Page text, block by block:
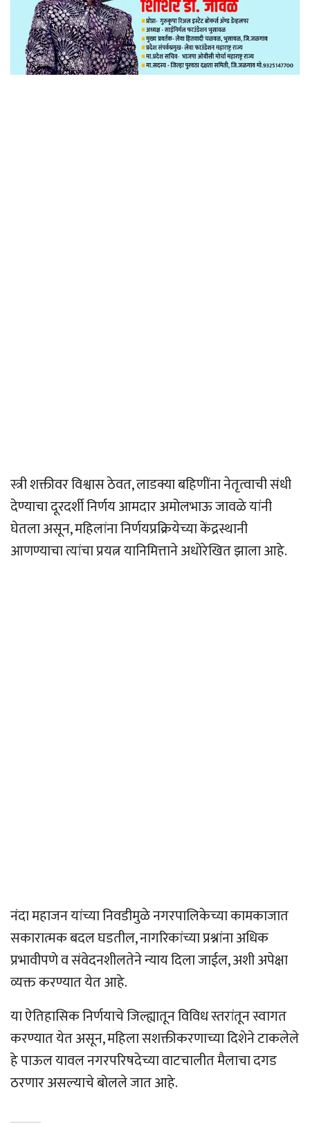
स्त्री शक्तीवर विश्वास ठेवत, लाडक्या बहिणींना नेतृत्वाची संधी
देण्याचा दूरदर्शी निर्णय आमदार अमोलभाऊ जावळे यांनी
घेतला असून, महिलांना निर्णयप्रक्रियेच्या केंद्रस्थानी
आणण्याचा त्यांचा प्रयत्न यानिमित्ताने अधोरेखित झाला आहे.
नंदा महाजन यांच्या निवडीमुळे नगरपालिकेच्या कामकाजात
सकारात्मक बदल घडतील, नागरिकांच्या प्रश्नांना अधिक
प्रभावीपणे व संवेदनशीलतेने न्याय दिला जाईल, अशी अपेक्षा
व्यक्त करण्यात येत आहे.
या ऐतिहासिक निर्णयाचे जिल्ह्यातून विविध स्तरांतून स्वागत
करण्यात येत असून, महिला सशक्तीकरणाच्या दिशेने टाकलेले
हे पाऊल यावल नगरपरिषदेच्या वाटचालीत मैलाचा दगड
ठरणार असल्याचे बोलले जात आहे.